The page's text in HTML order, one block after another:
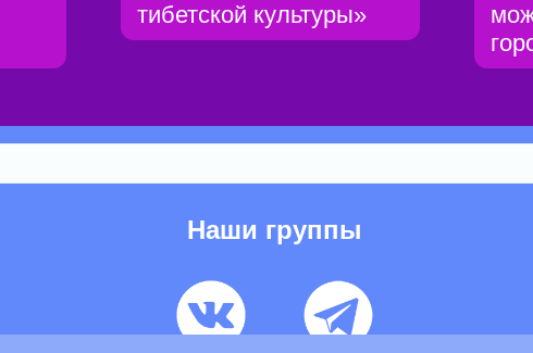
тибетской культуры»
Наши группы